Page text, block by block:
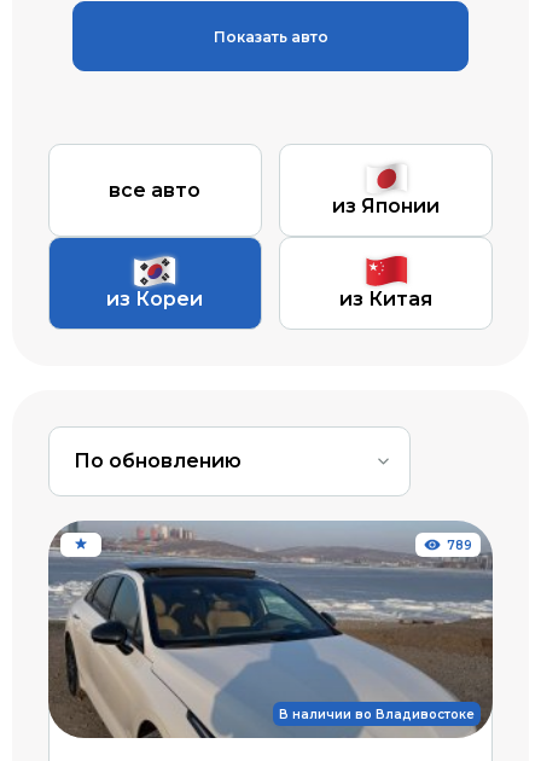
Показать авто
все авто
из Японии
из Кореи из Китая
По обновлению
В наличии во Владивостоке
789